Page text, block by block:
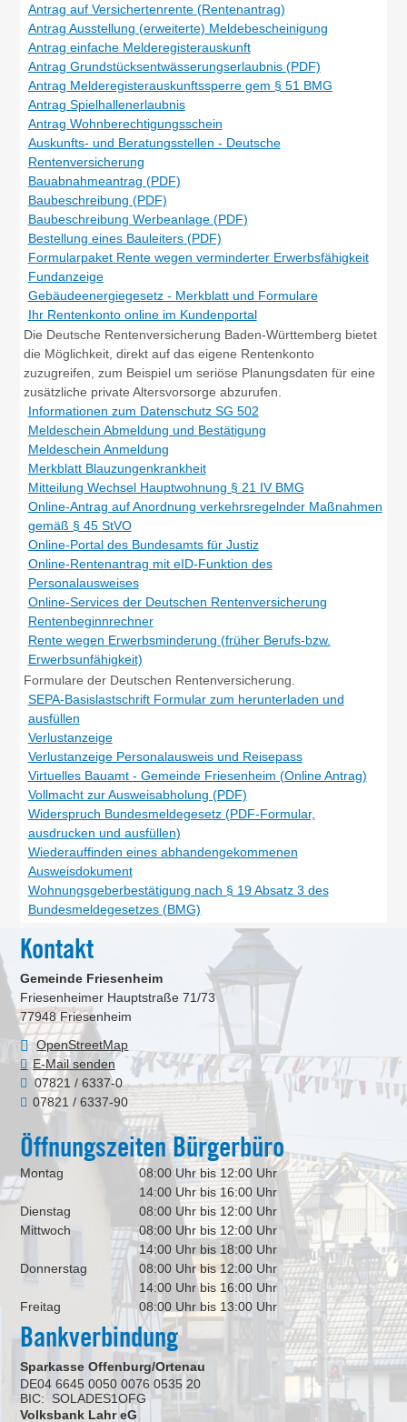
Antrag auf Versichertenrente (Rentenantrag)
Antrag Ausstellung (erweiterte) Meldebescheinigung
Antrag einfache Melderegisterauskunft
Antrag Grundstücksentwässerungserlaubnis (PDF)
Antrag Melderegisterauskunftssperre gem § 51 BMG
Antrag Spielhallenerlaubnis
Antrag Wohnberechtigungsschein
Auskunfts- und Beratungsstellen - Deutsche
Rentenversicherung
Bauabnahmeantrag (PDF)
Baubeschreibung (PDF)
Baubeschreibung Werbeanlage (PDF)
Bestellung eines Bauleiters (PDF)
Formularpaket Rente wegen verminderter Erwerbsfähigkeit
Fundanzeige
Gebäudeenergiegesetz - Merkblatt und Formulare
Ihr Rentenkonto online im Kundenportal
Die Deutsche Rentenversicherung Baden-Württemberg bietet
die Möglichkeit, direkt auf das eigene Rentenkonto
zuzugreifen, zum Beispiel um seriöse Planungsdaten für eine
zusätzliche private Altersvorsorge abzurufen.
Informationen zum Datenschutz SG 502
Meldeschein Abmeldung und Bestätigung
Meldeschein Anmeldung
Merkblatt Blauzungenkrankheit
Mitteilung Wechsel Hauptwohnung § 21 IV BMG
Online-Antrag auf Anordnung verkehrsregelnder Maßnahmen
gemäß § 45 StVO
Online-Portal des Bundesamts für Justiz
Online-Rentenantrag mit eID-Funktion des
Personalausweises
Online-Services der Deutschen Rentenversicherung
Rentenbeginnrechner
Rente wegen Erwerbsminderung (früher Berufs-bzw.
Erwerbsunfähigkeit)
Formulare der Deutschen Rentenversicherung.
SEPA-Basislastschrift Formular zum herunterladen und
ausfüllen
Verlustanzeige
Verlustanzeige Personalausweis und Reisepass
Virtuelles Bauamt - Gemeinde Friesenheim (Online Antrag)
Vollmacht zur Ausweisabholung (PDF)
Widerspruch Bundesmeldegesetz (PDF-Formular,
ausdrucken und ausfüllen)
Wiederauffinden eines abhandengekommenen
Ausweisdokument
Wohnungsgeberbestätigung nach § 19 Absatz 3 des
Bundesmeldegesetzes (BMG)
Kontakt
Gemeinde Friesenheim
Friesenheimer Hauptstraße 71/73
77948 Friesenheim
OpenStreetMap
E-Mail senden
07821 / 6337-0
07821 / 6337-90
Öffnungszeiten Bürgerbüro
Montag
08:00 Uhr bis 12:00 Uhr
14:00 Uhr bis 16:00 Uhr
Dienstag
08:00 Uhr bis 12:00 Uhr
Mittwoch
08:00 Uhr bis 12:00 Uhr
14:00 Uhr bis 18:00 Uhr
Donnerstag
08:00 Uhr bis 12:00 Uhr
14:00 Uhr bis 16:00 Uhr
Freitag
08:00 Uhr bis 13:00 Uhr
Bankverbindung
Sparkasse Offenburg/Ortenau
DE04 6645 0050 0076 0535 20
BIC: SOLADES1OFG
Volksbank Lahr eG